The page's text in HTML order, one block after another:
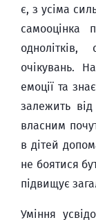
є, з усіма
самооцінка
очікувань.
емоції та
залежить від
власним
в дітей
не боятися
підвищує
Уміння